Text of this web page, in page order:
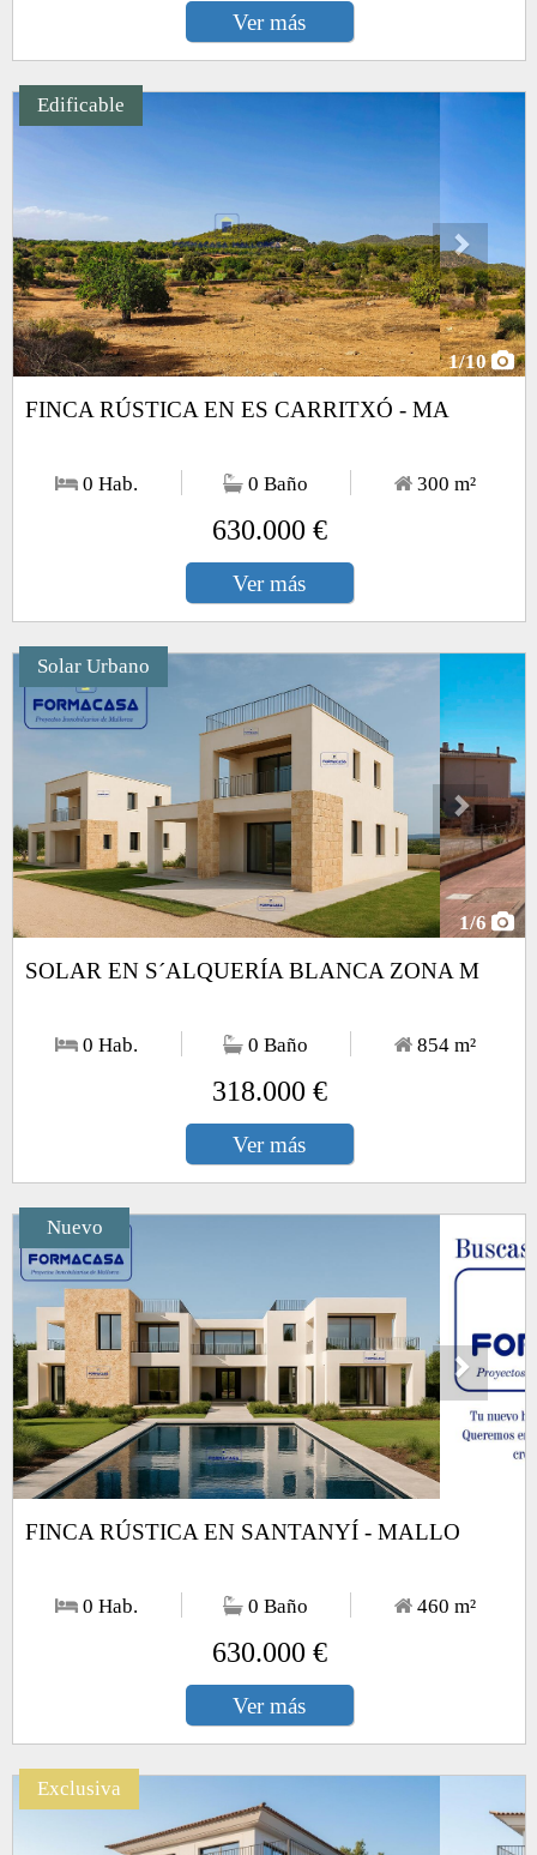
Ver más
Edificable
1/10
FINCA RÚSTICA EN ES CARRITXÓ - MA
0 Hab. 0 Baño 300m²
630.000 €
Ver más
Solar Urbano
1/6
SOLAR EN S´ALQUERÍA BLANCA ZONA M
0 Hab. 0 Baño 854m²
318.000 €
Ver más
Nuevo
FINCA RÚSTICA EN SANTANYÍ - MALLO
0 Hab. 0 Baño 460m²
630.000 €
Ver más
Exclusiva